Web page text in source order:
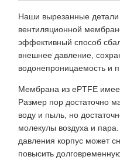
Наши вырезанные
вентиляционной
эффективный способ
внешнее давление,
водонепроницаемость и
Мембрана из ePTFE
Размер пор достаточно
воду и пыль, но
молекулы воздуха и
давления корпус может
повысить